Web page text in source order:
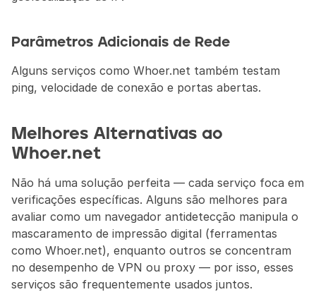
Parâmetros Adicionais de Rede
Alguns serviços como Whoer.net também testam
ping, velocidade de conexão e portas abertas.
Melhores Alternativas ao
Whoer.net
Não há uma solução perfeita — cada serviço foca em
verificações específicas. Alguns são melhores para
avaliar como um navegador antidetecção manipula o
mascaramento de impressão digital (ferramentas
como Whoer.net), enquanto outros se concentram
no desempenho de VPN ou proxy — por isso, esses
serviços são frequentemente usados juntos.